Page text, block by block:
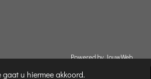
u hiermee akkoord.
Powered byJouwWeb